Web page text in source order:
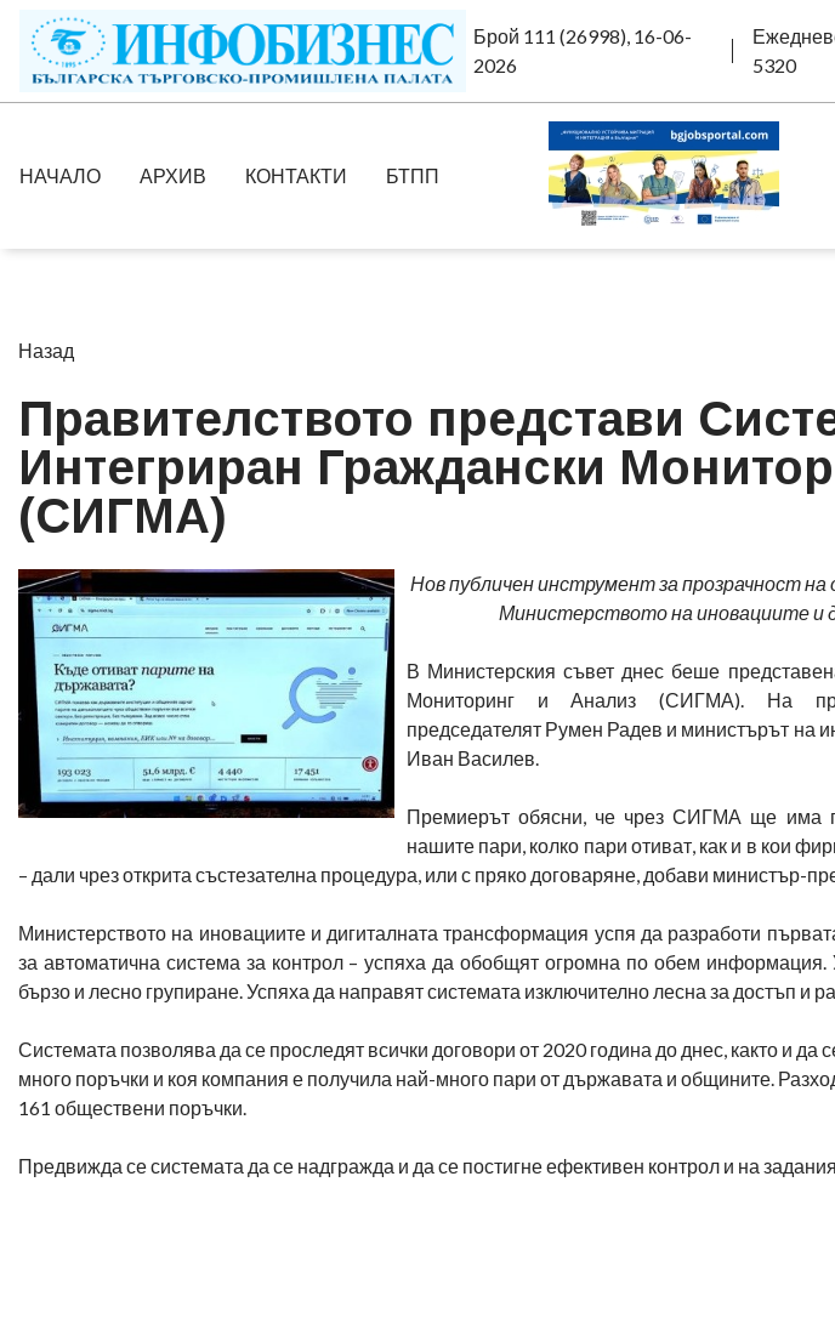
Брой 111 (26998), 16-06-
2026
5320
НАЧАЛО АРХИВ КОНТАКТИ БТПП
Назад
Правителството представи
Интегриран Граждански
(СИГМА)
Нов публичен инструмент за прозрачност
Министерството на иновациите
В Министерския съвет днес беше
Мониторинг и Анализ (СИГМА). На
председателят Румен Радев и министърът на
Иван Василев.
Премиерът обясни, че чрез СИГМА ще има
нашите пари, колко пари отиват, как и в кои
– дали чрез открита състезателна процедура, или с пряко договаряне, добави министър-
Министерството на иновациите и дигиталната трансформация успя да разработи
за автоматична система за контрол – успяха да обобщят огромна по обем информация.
бързо и лесно групиране. Успяха да направят системата изключително лесна за достъп и
Системата позволява да се проследят всички договори от 2020 година до днес, както и да
много поръчки и коя компания е получила най-много пари от държавата и общините.
161 обществени поръчки.
Предвижда се системата да се надгражда и да се постигне ефективен контрол и на